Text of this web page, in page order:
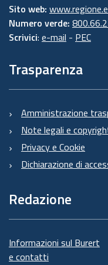
Sito web:
Numero verde:
Scrivici: e-mail - PEC
Trasparenza
Amministrazione
Note legali e
Privacy e Cookie
Dichiarazione di
Redazione
Informazioni sul Burert
e contatti